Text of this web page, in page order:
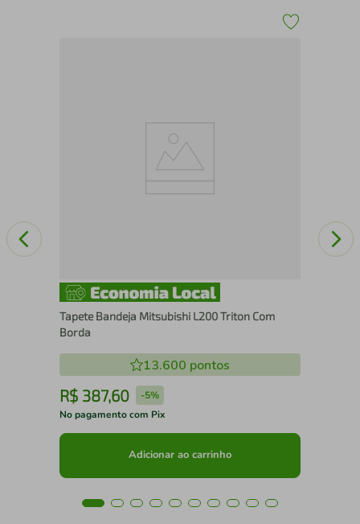
Tapete Bandeja Mitsubishi L200 Triton Com
Borda
13.600 pontos
R$ 387,60 -5%
No pagamento com Pix
Adicionar ao carrinho